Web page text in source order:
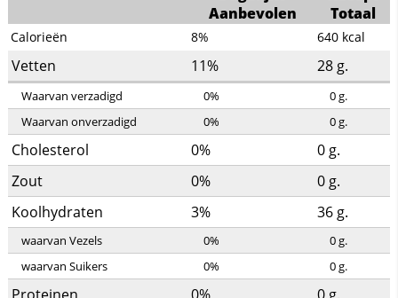
Aanbevolen
Totaal
Calorieën 8% 640 kcal
Vetten 11% 28g.
Waarvan verzadigd 0% 0g.
Waarvan onverzadigd
0% 0g.
Cholesterol 0% 0g.
Zout
0% 0g.
Koolhydraten
3% 36g.
waarvan Vezels 0% 0g.
waarvan Suikers
0% 0g.